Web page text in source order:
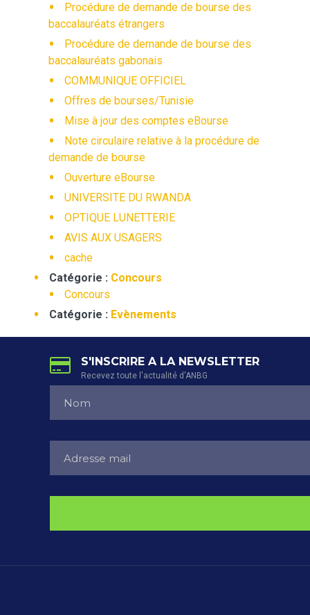
Procédure de demande de bourse des
baccalauréats étrangers
Procédure de demande de bourse des
baccalauréats gabonais
COMMUNIQUE OFFICIEL
Offres de bourses/Tunisie
Mise à jour des comptes eBourse
Note circulaire relative à la procédure de
demande de bourse
Ouverture eBourse
UNIVERSITE DU RWANDA
OPTIQUE LUNETTERIE
AVIS AUX USAGERS
cache
Catégorie : Concours
Concours
Catégorie : Evènements
S'INSCRIRE A LA NEWSLETTER
Recevez toute l'actualité d'ANBG